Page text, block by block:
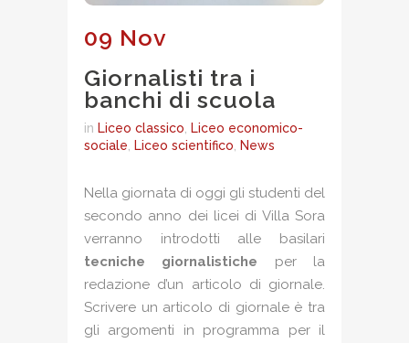
09 Nov
Giornalisti tra i
banchi di scuola
in Liceo classico
Liceo economico-
sociale
Liceo scientifico News
Nella giornata di oggi gli studenti del
secondo anno dei licei di Villa Sora
verranno introdotti alle basilari
tecniche giornalistiche per la
redazione d’un articolo di giornale.
Scrivere un articolo di giornale è tra
gli argomenti in programma per il